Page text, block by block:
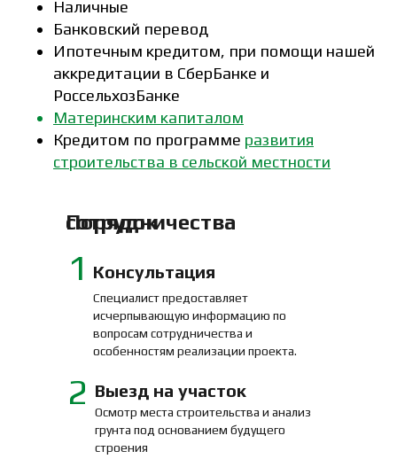
Наличные
Банковский перевод
Ипотечным кредитом, при помощи нашей
аккредитации в СберБанке и
РоссельхозБанке
Материнским капиталом
Кредитом по программе развития
строительства в сельской местности
Специалист предоставляет
исчерпывающую информацию по
вопросам сотрудничества и
особенностям реализации проекта.
Консультация
1
Выезд на участок
Осмотр места строительства и анализ
грунта под основанием будущего
строения
2
Порядок сотрудничества